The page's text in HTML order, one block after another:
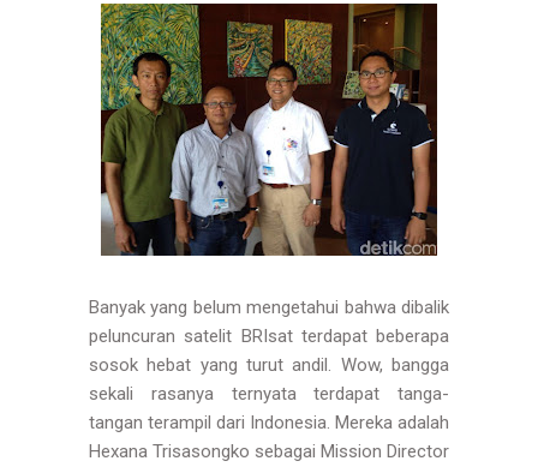
Banyak yang belum mengetahui bahwa dibalik
peluncuran satelit BRIsat terdapat beberapa
sosok hebat yang turut andil. Wow, bangga
sekali rasanya ternyata terdapat tanga-
tangan terampil dari Indonesia. Mereka adalah
Hexana Trisasongko sebagai Mission Director